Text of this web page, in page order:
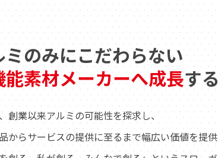
ミのみにこだわらない
能素材メーカーへ成長する
創業以来アルミの可能性を探求し、
からサービスの提供に至るまで幅広い価値を提供